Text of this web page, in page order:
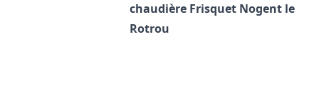
chaudière Frisquet Nogent le
Rotrou